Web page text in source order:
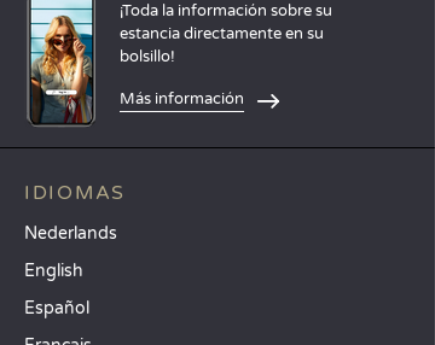
¡Toda la información sobre su
estancia directamente en su
bolsillo!
Más información
IDIOMAS
Nederlands
English
Español